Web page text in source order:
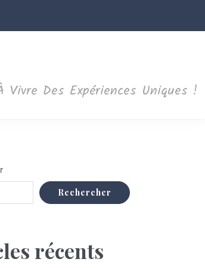
Des Expériences Uniques !
Rechercher
récents